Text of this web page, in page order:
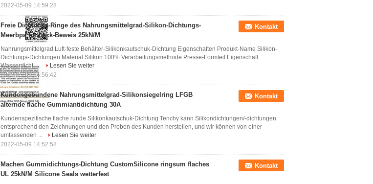
2022-05-09 14:59:28
Freie Dichtungs-Ringe des Nahrungsmittelgrad-Silikon-Dichtungs-
Meerbpa für Leck-Beweis 25kN/M
Kontakt
Nahrungsmittelgrad Luft-feste Behälter-Silikonkautschuk-Dichtung Eigenschaften Produkt-Name Silikon-
Dichtungs-Dichtungen Material Silikon 100% Verarbeitungsmethode Presse-Formteil Eigenschaft
Wasserdicht, ...
Lesen Sie weiter
2022-05-09 14:56:42
Kundengebundene Nahrungsmittelgrad-Silikonsiegelring LFGB
alternde flache Gummiantidichtung 30A
Kontakt
Kundenspezifische flache runde Silikonkautschuk-Dichtung Tenchy kann Silikondichtungen/-dichtungen
entsprechend den Zeichnungen und den Proben des Kunden herstellen, und wir können von einer
umfassenden ...
Lesen Sie weiter
2022-05-09 14:52:58
Machen Gummidichtungs-Dichtung CustomSilicone ringsum flaches
UL 25kN/M Silicone Seals wetterfest
Kontakt